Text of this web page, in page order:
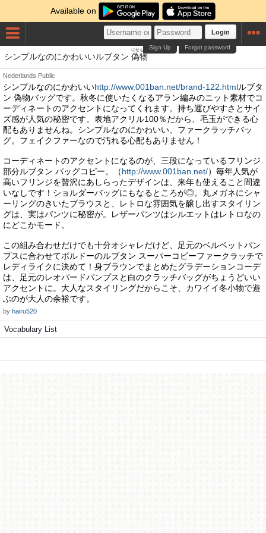
Available on
Login
Forgot password
Sign Up
シンプルなのにかわいいルブタン 偽物
にせもの
Nederlands Public
シンプルなのにかわいいhttp://www.001ban.net/brand-122.htmlルブタ
ン 偽物バッグです。秋冬に使いたくなるアラン編みのニット素材でコ
ーディネートのアクセントになってくれます。持ち運びやすさとサイ
ズ感が人気の秘密です。表地アクリル100％だから、毛玉ができる心
配もありませんね。シンプルなのにかわいい、ファークラッチバッ
グ。フェイクファーなので汚れる心配もありません！
コーディネートのアクセントになるのが、三段になっているフリンジ
部分ルブタン バッグコピー。（http://www.001ban.net/）毎年人気が
高いフリンジを贅沢にあしらったデザインは、来年も使えること間違
いなしです！ショルダーバッグにもなるところが◎。丸メガネにシャ
ーリングのきいたブラウスと、レトロな雰囲気を醸し出すスタイリン
グは、実はパンツに秘密が。レザーパンツはシルエットはレトロなの
にどこかモード。
この組み合わせだけでも十分オシャレだけど、足元のベルベットパン
プスに合わせてボルドーのルブタン スーパーコピーファークラッチで
レディライクに決めて！身ブラウンでまとめたグラデーションコーデ
は、足元のレオパードパンプスと白のクラッチバッグがちょうどいい
アクセントに。大人なスタイリングだからこそ、カワイイ冬小物で遊
ぶのが大人の余裕です。
by hairu520
Vocabulary List